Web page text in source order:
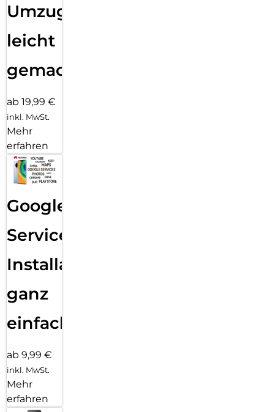
Umzug
leicht
gemacht!
ab 19,99 €
inkl. MwSt.
Mehr
erfahren
Google
Services
Installation
ganz
einfach
ab 9,99 €
inkl. MwSt.
Mehr
erfahren